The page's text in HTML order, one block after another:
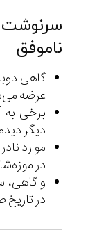
ناموفق
گاهی
عرضه
برخی به
دیگر
موارد
در
و گاهی،
در